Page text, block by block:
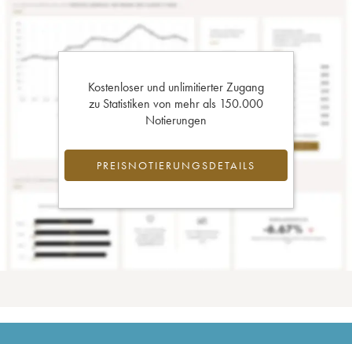
Kostenloser und unlimitierter Zugang
zu Statistiken von mehr als 150.000
Notierungen
PREISNOTIERUNGSDETAILS